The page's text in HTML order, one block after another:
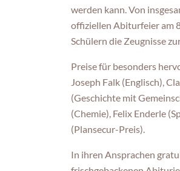
werden kann. Von
offiziellen Abiturfeier am
Schülern die Zeugnisse
Preise für besonders
Joseph Falk (Englisch),
(Geschichte mit
(Chemie), Felix Enderle
(Plansecur-Preis).
In ihren Ansprachen